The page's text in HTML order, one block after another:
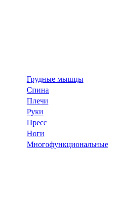
Грудные мышцы
Спина
Плечи
Руки
Пресс
Ноги
Многофункциональные